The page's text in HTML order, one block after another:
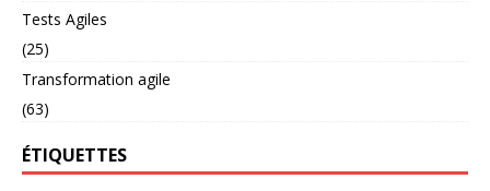
Tests Agiles
(25)
Transformation agile
(63)
ÉTIQUETTES